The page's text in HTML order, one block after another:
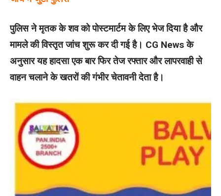
पुलिस ने मृतक के शव को पोस्टमार्टम के लिए भेज दिया है और
मामले की विस्तृत जांच शुरू कर दी गई है। CG News के
अनुसार यह हादसा एक बार फिर तेज रफ्तार और लापरवाही से
वाहन चलाने के खतरों की गंभीर चेतावनी देता है।